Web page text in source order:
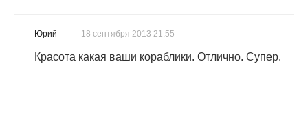
Юрий 18 сентября 2013 21:55
Красота какая ваши кораблики. Отлично. Супер.